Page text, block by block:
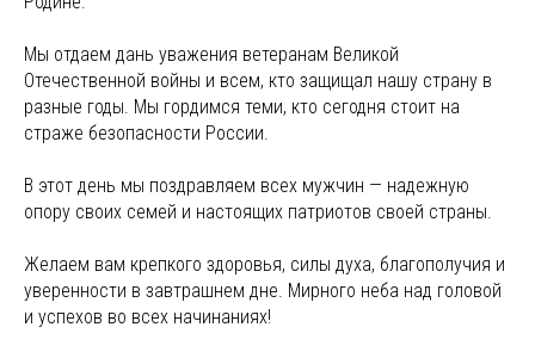
Мы отдаем дань уважения ветеранам Великой
Отечественной войны и всем, кто защищал нашу страну в
разные годы. Мы гордимся теми, кто сегодня стоит на
страже безопасности России.
В этот день мы поздравляем всех мужчин — надежную
опору своих семей и настоящих патриотов своей страны.
Желаем вам крепкого здоровья, силы духа, благополучия и
уверенности в завтрашнем дне. Мирного неба над головой
и успехов во всех начинаниях!